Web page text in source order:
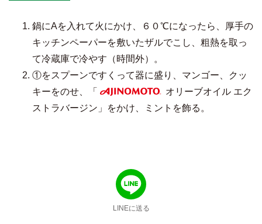
鍋にAを入れて火にかけ、６０℃になったら、厚手の
キッチンペーパーを敷いたザルでこし、粗熱を取っ
て冷蔵庫で冷やす（時間外）。
①をスプーンですくって器に盛り、マンゴー、クッ
キーをのせ、「
AJINOMOTO
オリーブオイル エク
ストラバージン」をかけ、ミントを飾る。
LINEに送る